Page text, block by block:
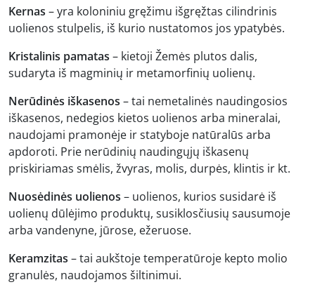
Kernas – yra koloniniu gręžimu išgręžtas cilindrinis
uolienos stulpelis, iš kurio nustatomos jos ypatybės.
Kristalinis pamatas – kietoji Žemės plutos dalis,
sudaryta iš magminių ir metamorfinių uolienų.
Nerūdinės iškasenos – tai nemetalinės naudingosios
iškasenos, nedegios kietos uolienos arba mineralai,
naudojami pramonėje ir statyboje natūralūs arba
apdoroti. Prie nerūdinių naudingųjų iškasenų
priskiriamas smėlis, žvyras, molis, durpės, klintis ir kt.
Nuosėdinės uolienos – uolienos, kurios susidarė iš
uolienų dūlėjimo produktų, susiklosčiusių sausumoje
arba vandenyne, jūrose, ežeruose.
Keramzitas – tai aukštoje temperatūroje kepto molio
granulės, naudojamos šiltinimui.